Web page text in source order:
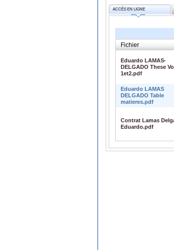
ACCÈS EN LIGNE
Fichier
Eduardo LAMAS-
DELGADO These
1et2.pdf
Eduardo LAMAS
DELGADO Table
matieres.pdf
Contrat Lamas
Eduardo.pdf